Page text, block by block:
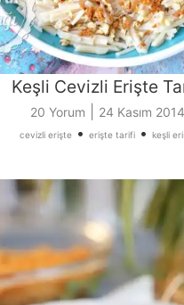
Keşli Cevizli Erişte
20 Yorum 24 Kasım 2014
cevizli erişte• erişte tarifi• keşli